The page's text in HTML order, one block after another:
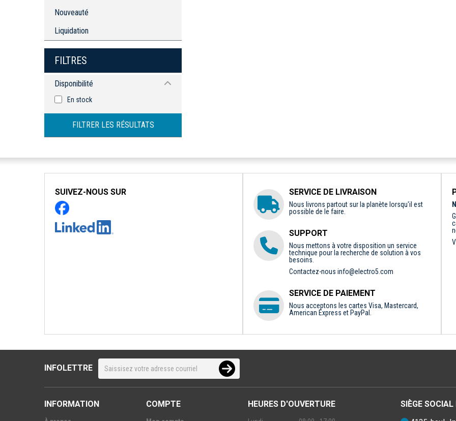
Nouveauté
Liquidation
FILTRES
Disponibilité
En stock
FILTRER LES RÉSULTATS
SUIVEZ-NOUS SUR SERVICE DE LIVRAISON
Nous livrons partout sur la planète lorsqu'il est
possible de le faire.
SUPPORT
Nous mettons à votre disposition un service
technique pour la recherche de solution à vos
besoins.
Contactez-nous info@electro5.com
SERVICE DE PAIEMENT
Nous acceptons les cartes Visa, Mastercard,
American Express et PayPal.
INFOLETTRE
INFORMATION COMPTE HEURES D'OUVERTURE SIÈGE